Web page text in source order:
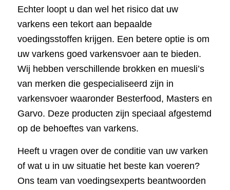
Echter loopt u dan wel het risico dat uw
varkens een tekort aan bepaalde
voedingsstoffen krijgen. Een betere optie is om
uw varkens goed varkensvoer aan te bieden.
Wij hebben verschillende brokken en muesli’s
van merken die gespecialiseerd zijn in
varkensvoer waaronder Besterfood, Masters en
Garvo. Deze producten zijn speciaal afgestemd
op de behoeftes van varkens.
Heeft u vragen over de conditie van uw varken
of wat u in uw situatie het beste kan voeren?
Ons team van voedingsexperts beantwoorden